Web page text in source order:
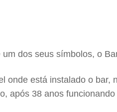
dos seus símbolos, o
onde está instalado o
após 38 anos